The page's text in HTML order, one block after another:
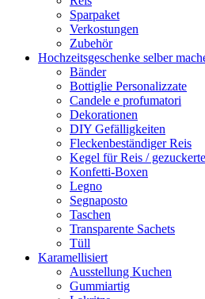
Sparpaket
Verkostungen
Zubehör
Hochzeitsgeschenke selber
Bänder
Bottiglie Personalizzate
Candele e profumatori
Dekorationen
DIY Gefälligkeiten
Fleckenbeständiger Reis
Kegel für Reis /
Konfetti-Boxen
Legno
Segnaposto
Taschen
Transparente Sachets
Tüll
Karamellisiert
Ausstellung Kuchen
Gummiartig